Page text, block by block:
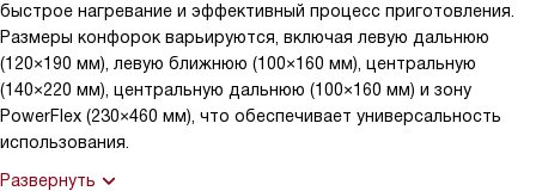
быстрое нагревание и эффективный процесс приготовления.
Размеры конфорок варьируются, включая левую дальнюю
(120×190 мм), левую ближнюю (100×160 мм), центральную
(140×220 мм), центральную дальнюю (100×160 мм) и зону
PowerFlex (230×460 мм), что обеспечивает универсальность
использования.
Развернуть